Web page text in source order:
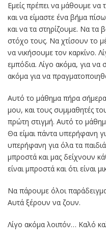
Εμείς πρέπει να μάθουμε να
και να είμαστε ένα βήμα
και να τα στηρίζουμε. Να
στόχο τους. Να χτίσουν το
να νικήσουμε τον καρκίνο.
εμπόδια. Λίγο ακόμα, για να
ακόμα για να
Αυτό το μάθημα πήρα
μου, και τους συμμαθητές
πρώτη στιγμή. Αυτό το
Θα είμαι πάντα υπερήφανη
υπερήφανη για όλα τα
μπροστά και μας δείχνουν
είναι μπροστά και ότι είναι
Να πάρουμε όλοι
Αυτά ξέρουν να ζουν.
Λίγο ακόμα λοιπόν… Καλό